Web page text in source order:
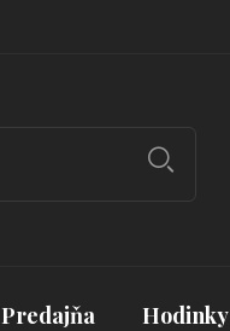
Predajňa Hodinky